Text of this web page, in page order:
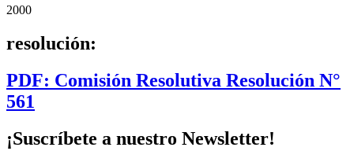
2000
resolución:
PDF: Comisión Resolutiva Resolución N°
561
¡Suscríbete a nuestro Newsletter!